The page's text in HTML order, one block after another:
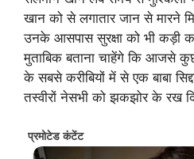
खान को से लगातार जान से मारने
उनके आसपास सुरक्षा को भी कड़ी
मुताबिक बताना चाहेंगे कि आजसे
के सबसे करीबियों में से एक बाबा
तस्वीरों नेसभी को झकझोर के रख